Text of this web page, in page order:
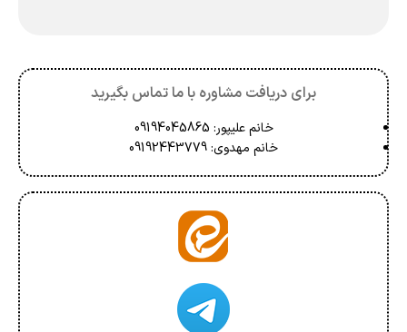
برای دریافت مشاوره با ما تماس بگیرید
خانم علیپور: 09194045865
خانم مهدوی: 09192443779